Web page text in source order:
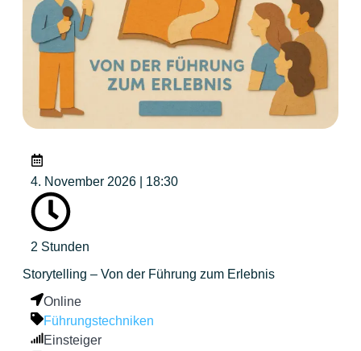
4. November 2026 | 18:30
2 Stunden
Storytelling – Von der Führung zum Erlebnis
Online
Führungstechniken
Einsteiger